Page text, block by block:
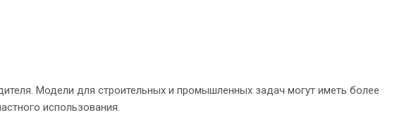
Модели для строительных и промышленных задач могут иметь более
использования.